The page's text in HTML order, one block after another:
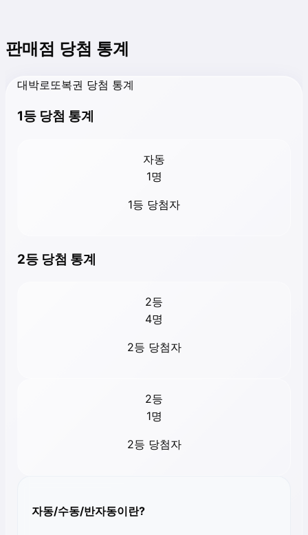
판매점 당첨 통계
대박로또복권 당첨 통계
1등 당첨 통계
자동
1명
1등 당첨자
2등 당첨 통계
2등
4명
2등 당첨자
2등
1명
2등 당첨자
자동/수동/반자동이란?